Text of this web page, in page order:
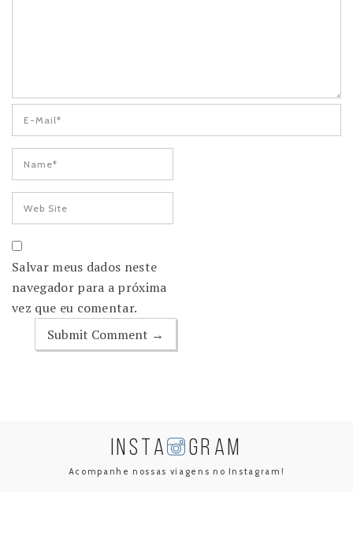
Salvar meus dados neste
navegador para a próxima
vez que eu comentar.
INSTA GRAM
Acompanhe nossas viagens no Instagram!